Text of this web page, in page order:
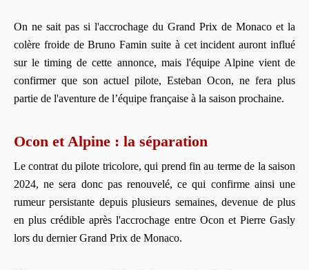
On ne sait pas si l'accrochage du Grand Prix de Monaco et la
colère froide de Bruno Famin suite à cet incident auront influé
sur le timing de cette annonce, mais l'équipe Alpine vient de
confirmer que son actuel pilote, Esteban Ocon, ne fera plus
partie de l'aventure de l’équipe française à la saison prochaine.
Ocon et Alpine : la séparation
Le contrat du pilote tricolore, qui prend fin au terme de la saison
2024, ne sera donc pas renouvelé, ce qui confirme ainsi une
rumeur persistante depuis plusieurs semaines, devenue de plus
en plus crédible après l'accrochage entre Ocon et Pierre Gasly
lors du dernier Grand Prix de Monaco.